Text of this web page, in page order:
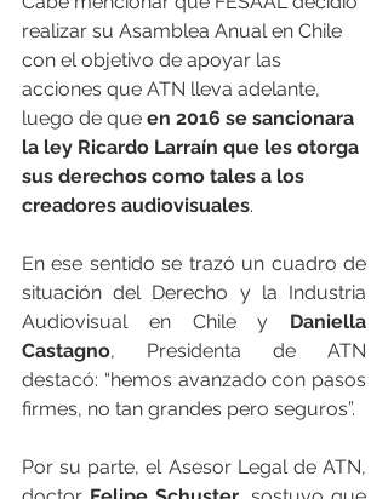
realizar su Asamblea Anual en Chile
con el objetivo de apoyar las
acciones que ATN lleva adelante,
luego de que en 2016 se sancionara
la ley Ricardo Larraín que les otorga
sus derechos como tales a los
creadores audiovisuales.
En ese sentido se trazó un cuadro de
situación del Derecho y la Industria
Audiovisual en Chile y Daniella
Castagno, Presidenta de ATN
destacó: “hemos avanzado con pasos
firmes, no tan grandes pero seguros”.
Por su parte, el Asesor Legal de ATN,